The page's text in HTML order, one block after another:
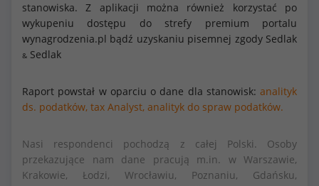
stanowiska. Z aplikacji można również korzystać po
wykupeniu dostępu do strefy premium portalu
wynagrodzenia.pl bądź uzyskaniu pisemnej zgody Sedlak
& Sedlak
Raport powstał w oparciu o dane dla stanowisk: analityk
ds. podatków, tax Analyst, analityk do spraw podatków.
Nasi respondenci pochodzą z całej Polski. Osoby
przekazujące nam dane pracują m.in. w Warszawie,
Krakowie, Łodzi, Wrocławiu, Poznaniu, Gdańsku,